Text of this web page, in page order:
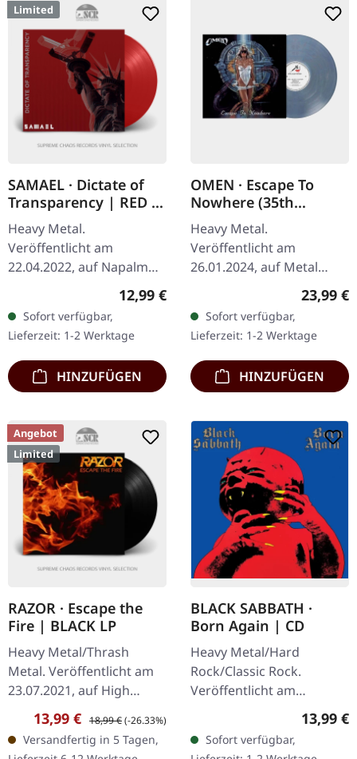
Limited
SAMAEL · Dictate of
Transparency | RED 7"
EP
Heavy Metal.
Veröffentlicht am
22.04.2022, auf Napalm
Records. Transparent
rotes 7" Vinyl, limitiert auf
500 Exemplare. Samaels
"Dictate Of…
Regulärer Preis:
12,99 €
Sofort verfügbar,
Lieferzeit: 1-2 Werktage
HINZUFÜGEN
OMEN · Escape To
Nowhere (35th
Anniversary Re-Issue)
| LIGHT STEEL BLUE
MARBLED LP
Heavy Metal.
Veröffentlicht am
26.01.2024, auf Metal
Blade Records. Light Steel
Blue marmoriertes Vinyl
im Standard-Cover. 35.…
23,99 €
Sofort verfügbar,
Lieferzeit: 1-2 Werktage
HINZUFÜGEN
Angebot
Limited
RAZOR · Escape the
Fire | BLACK LP
Heavy Metal/Thrash
Metal. Veröffentlicht am
23.07.2021, auf High
Roller Records. Schwarzes
Vinyl im Standard-Cover
mit A5 Foto-Karte und
Verkaufspreis:
13,99 € Regulärer Preis:
18,99 €(-26.33%)
Versandfertig in 5 Tagen,
BLACK SABBATH ·
Born Again | CD
Heavy Metal/Hard
Rock/Classic Rock.
Veröffentlicht am
30.03.2009, auf Sanctuary
Records. CD im Jewelcase.
"Born Again" markiert
13,99 €
Sofort verfügbar,